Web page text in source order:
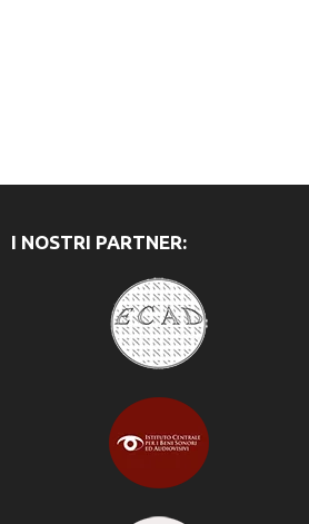
I NOSTRI PARTNER: